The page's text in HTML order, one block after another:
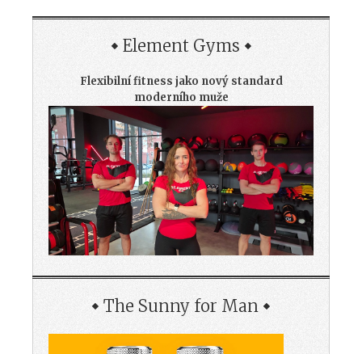
Element Gyms
Flexibilní fitness jako nový standard
moderního muže
The Sunny for Man